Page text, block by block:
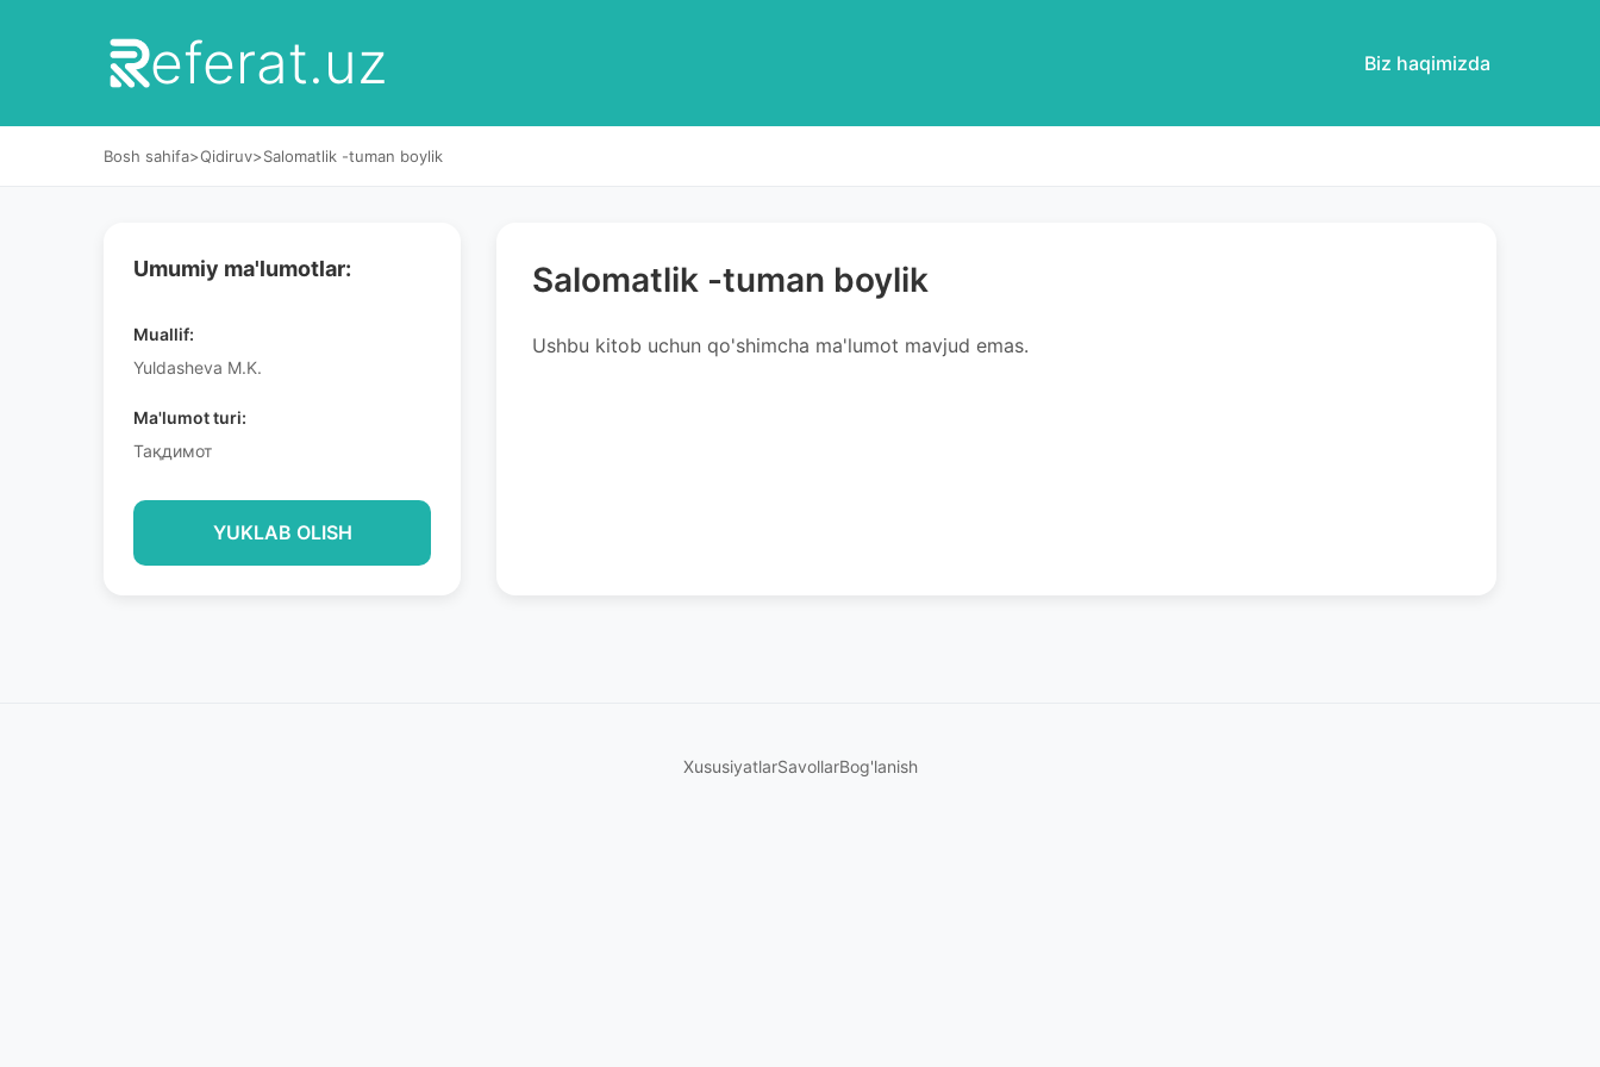
eferat.uz Biz haqimizda
Bosh sahifa>Qidiruv>Salomatlik -tuman boylik
Umumiy ma'lumotlar:
Muallif:
Yuldasheva M.K.
Ma'lumot turi:
Тақдимот
YUKLAB OLISH
Salomatlik -tuman boylik
Ushbu kitob uchun qo'shimcha ma'lumot mavjud emas.
XususiyatlarSavollarBog'lanish